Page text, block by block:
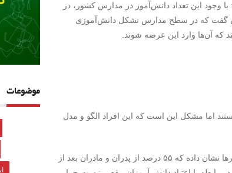
گفت: با وجود این تعداد دانش‌آموز در مدارس کشور، در
گفت که در سطح مدارس تشکل دانش‌آموزی
که آن‌ها وارد این عرصه شوند.
هستند اما مشکل این است که این افراد الگو و مدل
مدیرکل دفتر تحقیقات و آموزش ستاد مبارزه با مواد مخدر کشور اظهار کرد: آمارها نشان داده که ۵۵ درصد از پدران و مادران بعد از
موضوعات